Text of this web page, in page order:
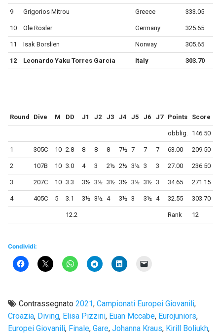
9 Grigorios Mitrou Greece 333.05
10 Ole Rösler Germany 325.65
11 Isak Borslien Norway 305.65
12 Leonardo Yaku Torres Garcia Italy 303.70
Round Dive M DD J1 J2 J3 J4 J5 J6 J7 Points Score
obblig. 146.50
1 305C 10 2.8 8 8 8 7½ 7 7 7 63.00 209.50
2 107B 10 3.0 4 3 2½ 2½ 3½ 3 3 27.00 236.50
3 207C 10 3.3 3½ 3½ 3½ 3½ 3½ 3½ 3 34.65 271.15
4 405C 5 3.1 3½ 3½ 4 3½ 3 3½ 4 32.55 303.70
12.2 Rank 12
Condividi:
Contrassegnato 2021, Campionati Europei Giovanili,
Croazia, Diving, Elisa Pizzini, Euan Mccabe, Eurojuniors,
Europei Giovanili, Finale, Gare, Johanna Kraus, Kirill Boliukh,